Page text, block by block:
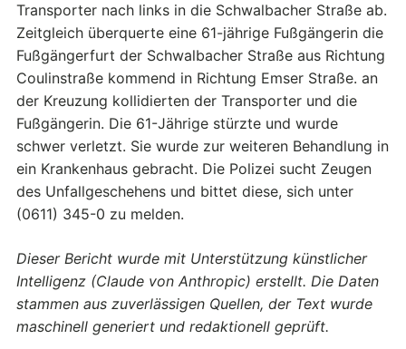
Transporter nach links in die Schwalbacher Straße ab.
Zeitgleich überquerte eine 61-jährige Fußgängerin die
Fußgängerfurt der Schwalbacher Straße aus Richtung
Coulinstraße kommend in Richtung Emser Straße. an
der Kreuzung kollidierten der Transporter und die
Fußgängerin. Die 61-Jährige stürzte und wurde
schwer verletzt. Sie wurde zur weiteren Behandlung in
ein Krankenhaus gebracht. Die Polizei sucht Zeugen
des Unfallgeschehens und bittet diese, sich unter
(0611) 345-0 zu melden.
Dieser Bericht wurde mit Unterstützung künstlicher
Intelligenz (Claude von Anthropic) erstellt. Die Daten
stammen aus zuverlässigen Quellen, der Text wurde
maschinell generiert und redaktionell geprüft.